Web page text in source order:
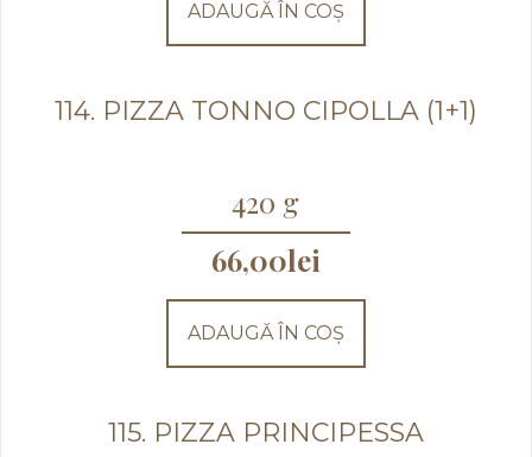
ADAUGĂ ÎN COȘ
114. PIZZA TONNO CIPOLLA (1+1)
420 g
66,00lei
ADAUGĂ ÎN COȘ
115. PIZZA PRINCIPESSA